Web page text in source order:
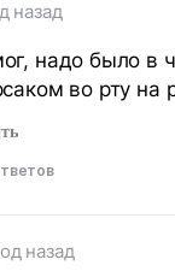
назад
надо было в
во рту на
назад